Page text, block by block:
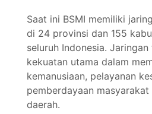
Saat ini BSMI memiliki
di 24 provinsi dan 155
seluruh Indonesia.
kekuatan utama dalam
kemanusiaan, pelayanan
pemberdayaan
daerah.